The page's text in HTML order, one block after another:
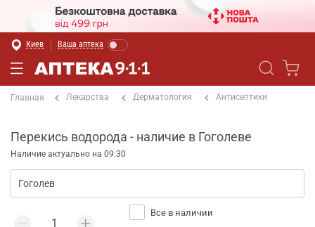
Киев Ваша аптека
Главная Лекарства Дерматология Антисептики
Перекись водорода - наличие в Гоголеве
Наличие актуально на 09:30
Все в наличии